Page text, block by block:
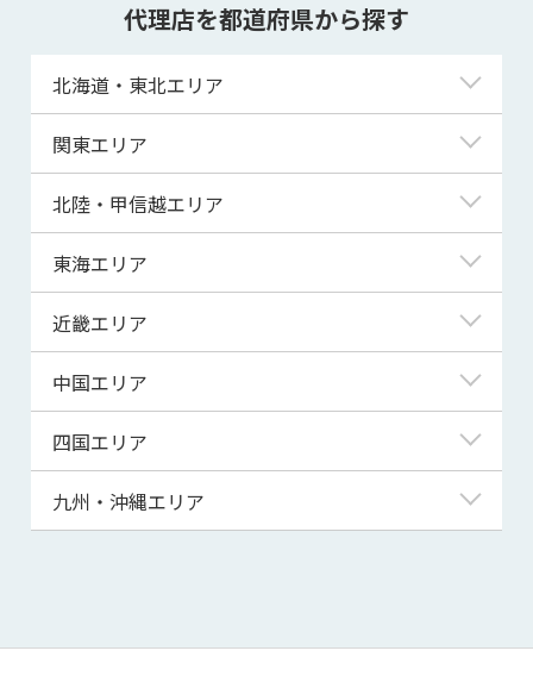
代理店を都道府県から探す
北海道・東北エリア
北海道
青森県
宮城県
秋田県
山形県
関東エリア
東京都
神奈川県
埼玉県
千葉県
茨城県
群馬県
北陸・甲信越エリア
新潟県
富山県
福井県
山梨県
長野県
東海エリア
岐阜県
静岡県
三重県
近畿エリア
滋賀県
京都府
大阪府
兵庫県
和歌山県
中国エリア
鳥取県
島根県
山口県
四国エリア
徳島県
高知県
九州・沖縄エリア